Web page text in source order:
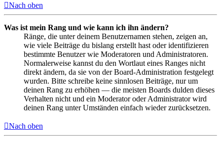
Nach oben
Was ist mein Rang und wie kann ich ihn ändern?
Ränge, die unter deinem Benutzernamen stehen, zeigen an,
wie viele Beiträge du bislang erstellt hast oder identifizieren
bestimmte Benutzer wie Moderatoren und Administratoren.
Normalerweise kannst du den Wortlaut eines Ranges nicht
direkt ändern, da sie von der Board-Administration festgelegt
wurden. Bitte schreibe keine sinnlosen Beiträge, nur um
deinen Rang zu erhöhen — die meisten Boards dulden dieses
Verhalten nicht und ein Moderator oder Administrator wird
deinen Rang unter Umständen einfach wieder zurücksetzen.
Nach oben